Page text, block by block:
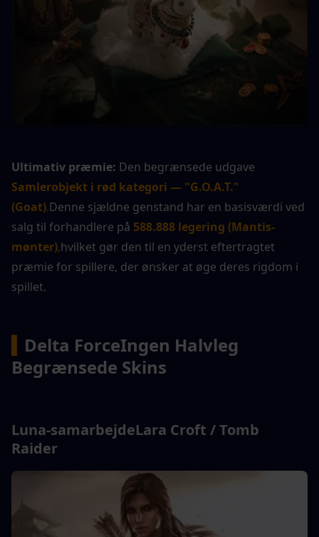
Ultimativ præmie:
Samlerobjekt i rød kategori — "G.O.A.T."
(Goat).Denne sjældne genstand har en basisværdi ved
salg til forhandlere på 588.888 legering (Mantis-
mønter),hvilket gør den til en yderst eftertragtet
præmie for spillere, der ønsker at øge deres rigdom i
spillet.
Delta ForceIngen Halvleg
Begrænsede Skins
Luna-samarbejdeLara Croft / Tomb
Raider